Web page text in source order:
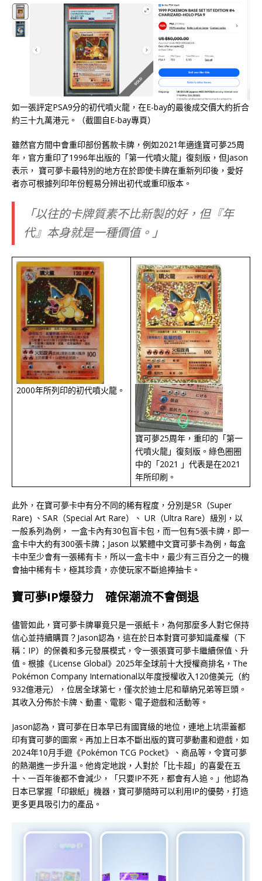
如一張評定PSA9分的初代噴火龍，在E-bay的最後成交價大約折合
約三十九萬港元。（截圖自E-bay專頁）
雖然官方間中會重印部份舊款卡牌，例如2021年適逢寶可夢25周
年，官方重印了1996年出版的「第一代噴火龍」復刻版，但Jason
表示， 寶可夢卡最特別的地方在於即使卡牌在重新列印後，愛好
者亦可根據列印年份輕易分辨出初代或重印版本。
「以往的卡牌質素不比新製的好，但『年
代』本身就是一種價值。」
2000年所列印的初代噴火龍。
寶可夢25周年，重印的「第一
代噴火龍」復刻版。綠色圈圈
中的「2021 」代表是在2021
年所印刷。
此外，在寶可夢卡中有分不同的稀有程度，分別是SR（Super
Rare) 、SAR（Special Art Rare）、 UR（Ultra Rare）級別，以
一般系列為例， 一盒卡內有30包盲卡包，而一包有5張卡牌，即一
盒卡中大約有300張卡牌；Jason 以繁體中文寶可夢卡為例，每盒
卡中至少會有一張稀有卡，所以一盒卡中，最少有三百分之一的機
會抽中稀有卡，極其珍貴，亦使玩家不斷追捧抽卡。
寶可夢IP爆發力 確保潮流不會倒退
儘管如此，寶可夢卡牌畢竟只是一張紙卡，為何那麼多人對它保持
信心並持續購買？Jason認為，這在於日本對寶可夢知識產權（下
稱：IP）的保養和多元發展模式，令一張張寶可夢卡繼續保值、升
值。根據《License Global》2025年全球前十大授權商排名，The
Pokémon Company International以年度授權收入120億美元（約
932億港元），位居全球第七，僅次於迪士尼和華納兄弟等巨頭。
其收入分佈於卡牌、動畫、電影、電子遊戲和活動等。
Jason認為，寶可夢在日本早已有國寶級的地位，連地上坑渠蓋都
印有寶可夢的圖案。再加上日本不斷出版的寶可夢動畫和遊戲，如
2024年10月手遊《Pokémon TCG Pocket》、商品等，令寶可夢
的熱潮進一步升溫。他肯定地說，人對於「比卡超」的喜愛在五
十、一百年後都不會減少，「只要IP不死，都會有人追。」他認為
日本已掌握「印銀紙」機器，寶可夢隨時可以利用IP的優勢，打造
更多更具吸引力的產品。